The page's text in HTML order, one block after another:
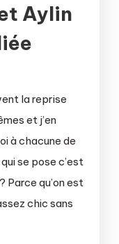
Aylin
la reprise
et j’en
à chacune de
se pose c’est
Parce qu’on est
chic sans